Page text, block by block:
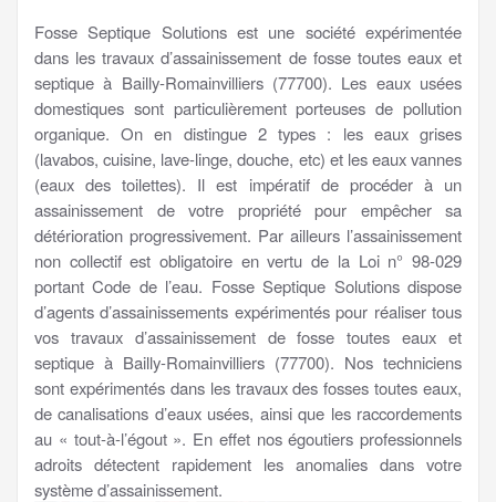
Fosse Septique Solutions est une société expérimentée
dans les travaux d’assainissement de fosse toutes eaux et
septique à Bailly-Romainvilliers (77700). Les eaux usées
domestiques sont particulièrement porteuses de pollution
organique. On en distingue 2 types : les eaux grises
(lavabos, cuisine, lave-linge, douche, etc) et les eaux vannes
(eaux des toilettes). Il est impératif de procéder à un
assainissement de votre propriété pour empêcher sa
détérioration progressivement. Par ailleurs l’assainissement
non collectif est obligatoire en vertu de la Loi n° 98-029
portant Code de l’eau. Fosse Septique Solutions dispose
d’agents d’assainissements expérimentés pour réaliser tous
vos travaux d’assainissement de fosse toutes eaux et
septique à Bailly-Romainvilliers (77700). Nos techniciens
sont expérimentés dans les travaux des fosses toutes eaux,
de canalisations d’eaux usées, ainsi que les raccordements
au « tout-à-l’égout ». En effet nos égoutiers professionnels
adroits détectent rapidement les anomalies dans votre
système d’assainissement.